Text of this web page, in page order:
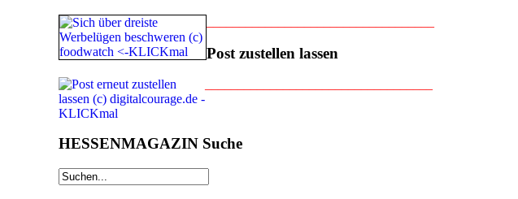
Post zustellen lassen
HESSENMAGAZIN Suche